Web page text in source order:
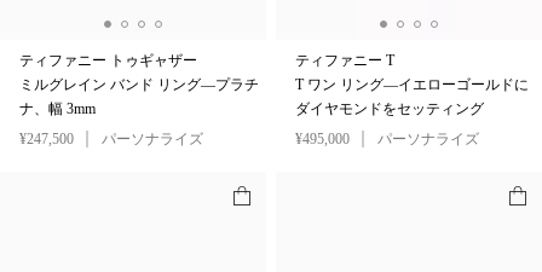
ティファニー トゥギャザー
ミルグレイン バンド リング—プラチ
ナ、幅 3mm
¥247,500
パーソナライズ
ティファニー T
T ワン リング—イエローゴールドに
ダイヤモンドをセッティング
¥495,000
パーソナライズ